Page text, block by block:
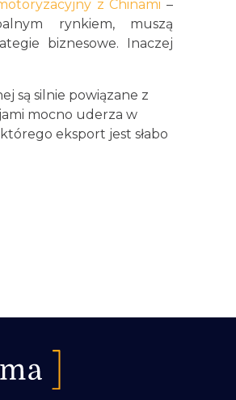
z Chinami –
rynkiem, muszą
biznesowe. Inaczej
są silnie powiązane z
mocno uderza w
eksport jest słabo